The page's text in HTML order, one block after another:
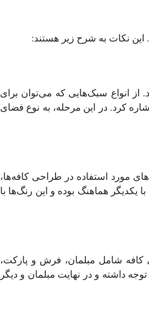
این نکات به شرح زیر هستند:
انواع سبک‌هایی که می‌توان برای
کرد. در این مرحله، به نوع فضای
مورد استفاده در طراحی کافه‌ها،
یکدیگر هماهنگ بوده و این رنگ‌ها با
کافه شامل مبلمان، فرش و پارکت،
داشته و در نهایت مبلمان و دیگر